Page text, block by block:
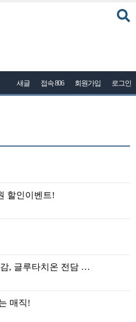
새글 접속 806 회원가입 로그인
할인이벤트!
D-1 스탠바이미 이벤트 내일 마감, 글루타치온 전담 3+2
매직!